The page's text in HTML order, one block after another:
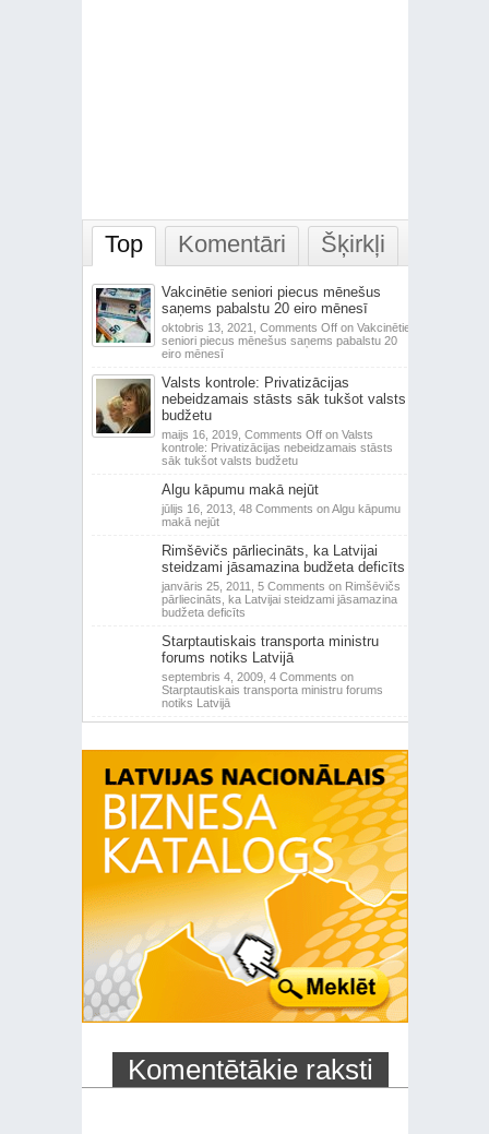
Top Komentāri Šķirkļi
Vakcinētie seniori piecus mēnešus
saņems pabalstu 20 eiro mēnesī
oktobris 13, 2021, Comments Offon Vakcinētie
seniori piecus mēnešus saņems pabalstu 20
eiro mēnesī
Valsts kontrole: Privatizācijas
nebeidzamais stāsts sāk tukšot valsts
budžetu
maijs 16, 2019, Comments Offon Valsts
kontrole: Privatizācijas nebeidzamais stāsts
sāk tukšot valsts budžetu
Algu kāpumu makā nejūt
jūlijs 16, 2013, 48 Comments on Algu kāpumu
makā nejūt
Rimšēvičs pārliecināts, ka Latvijai
steidzami jāsamazina budžeta deficīts
janvāris 25, 2011, 5 Comments on Rimšēvičs
pārliecināts, ka Latvijai steidzami jāsamazina
budžeta deficīts
Starptautiskais transporta ministru
forums notiks Latvijā
septembris 4, 2009, 4 Comments on
Starptautiskais transporta ministru forums
notiks Latvijā
Komentētākie raksti